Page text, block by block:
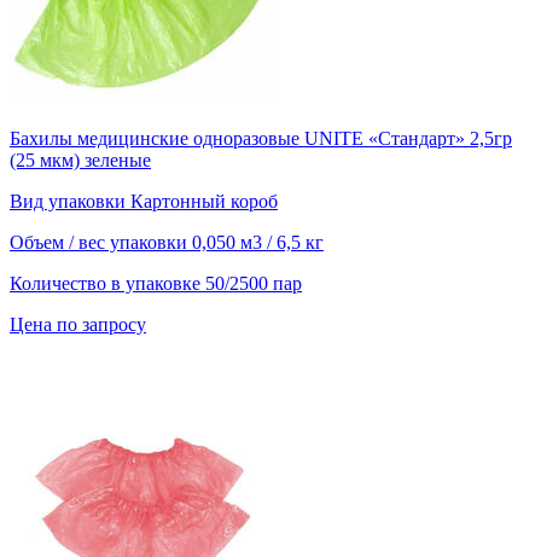
Бахилы медицинские одноразовые UNITE «Стандарт» 2,5гр
(25 мкм) зеленые
Вид упаковки Картонный короб
Объем / вес упаковки 0,050 м3 / 6,5 кг
Количество в упаковке 50/2500 пар
Цена по запросу